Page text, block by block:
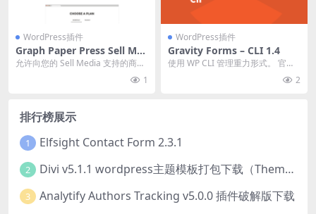
WordPress插件
Graph Paper Press Sell Me
dia Subscription 1.0.3 付费
允许向您的 Sell Media 支持的商店
1
WordPress插件
Gravity Forms – CLI 1.4
使用 WP CLI 管理重力形式。 官方
2
排行榜展示
1 Elfsight Contact Form 2.3.1
2 Divi v5.1.1 wordpress主题模板打包下载（Theme + Builder+ Extra Theme + Templates + Layouts + PSD）
3 Analytify Authors Tracking v5.0.0 插件破解版下载